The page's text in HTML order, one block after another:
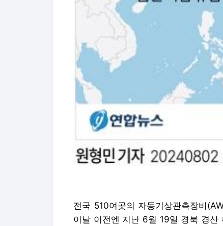
전국 510여곳의 자동기상관측장비
이날 이전엔 지난 6월 19일 경북 경